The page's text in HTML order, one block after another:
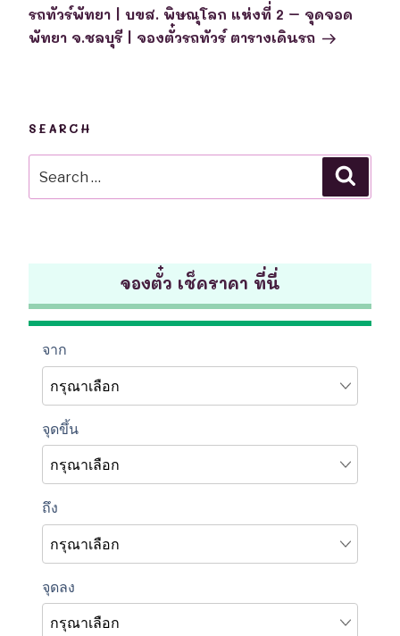
Post
รถทัวร์พัทยา | บขส. พิษณุโลก แห่งที่ 2 – จุดจอด
พัทยา จ.ชลบุรี | จองตั๋วรถทัวร์ ตารางเดินรถ
SEARCH
for:
จองตั๋ว เช็คราคา ที่นี่